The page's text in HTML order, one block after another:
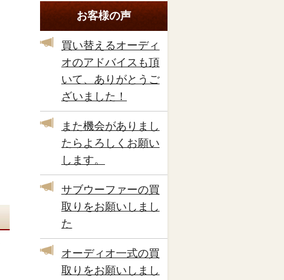
お客様の声
買い替えるオーディ
オのアドバイスも頂
いて、ありがとうご
ざいました！
また機会がありまし
たらよろしくお願い
します。
サブウーファーの買
取りをお願いしまし
た
オーディオ一式の買
取りをお願いしまし